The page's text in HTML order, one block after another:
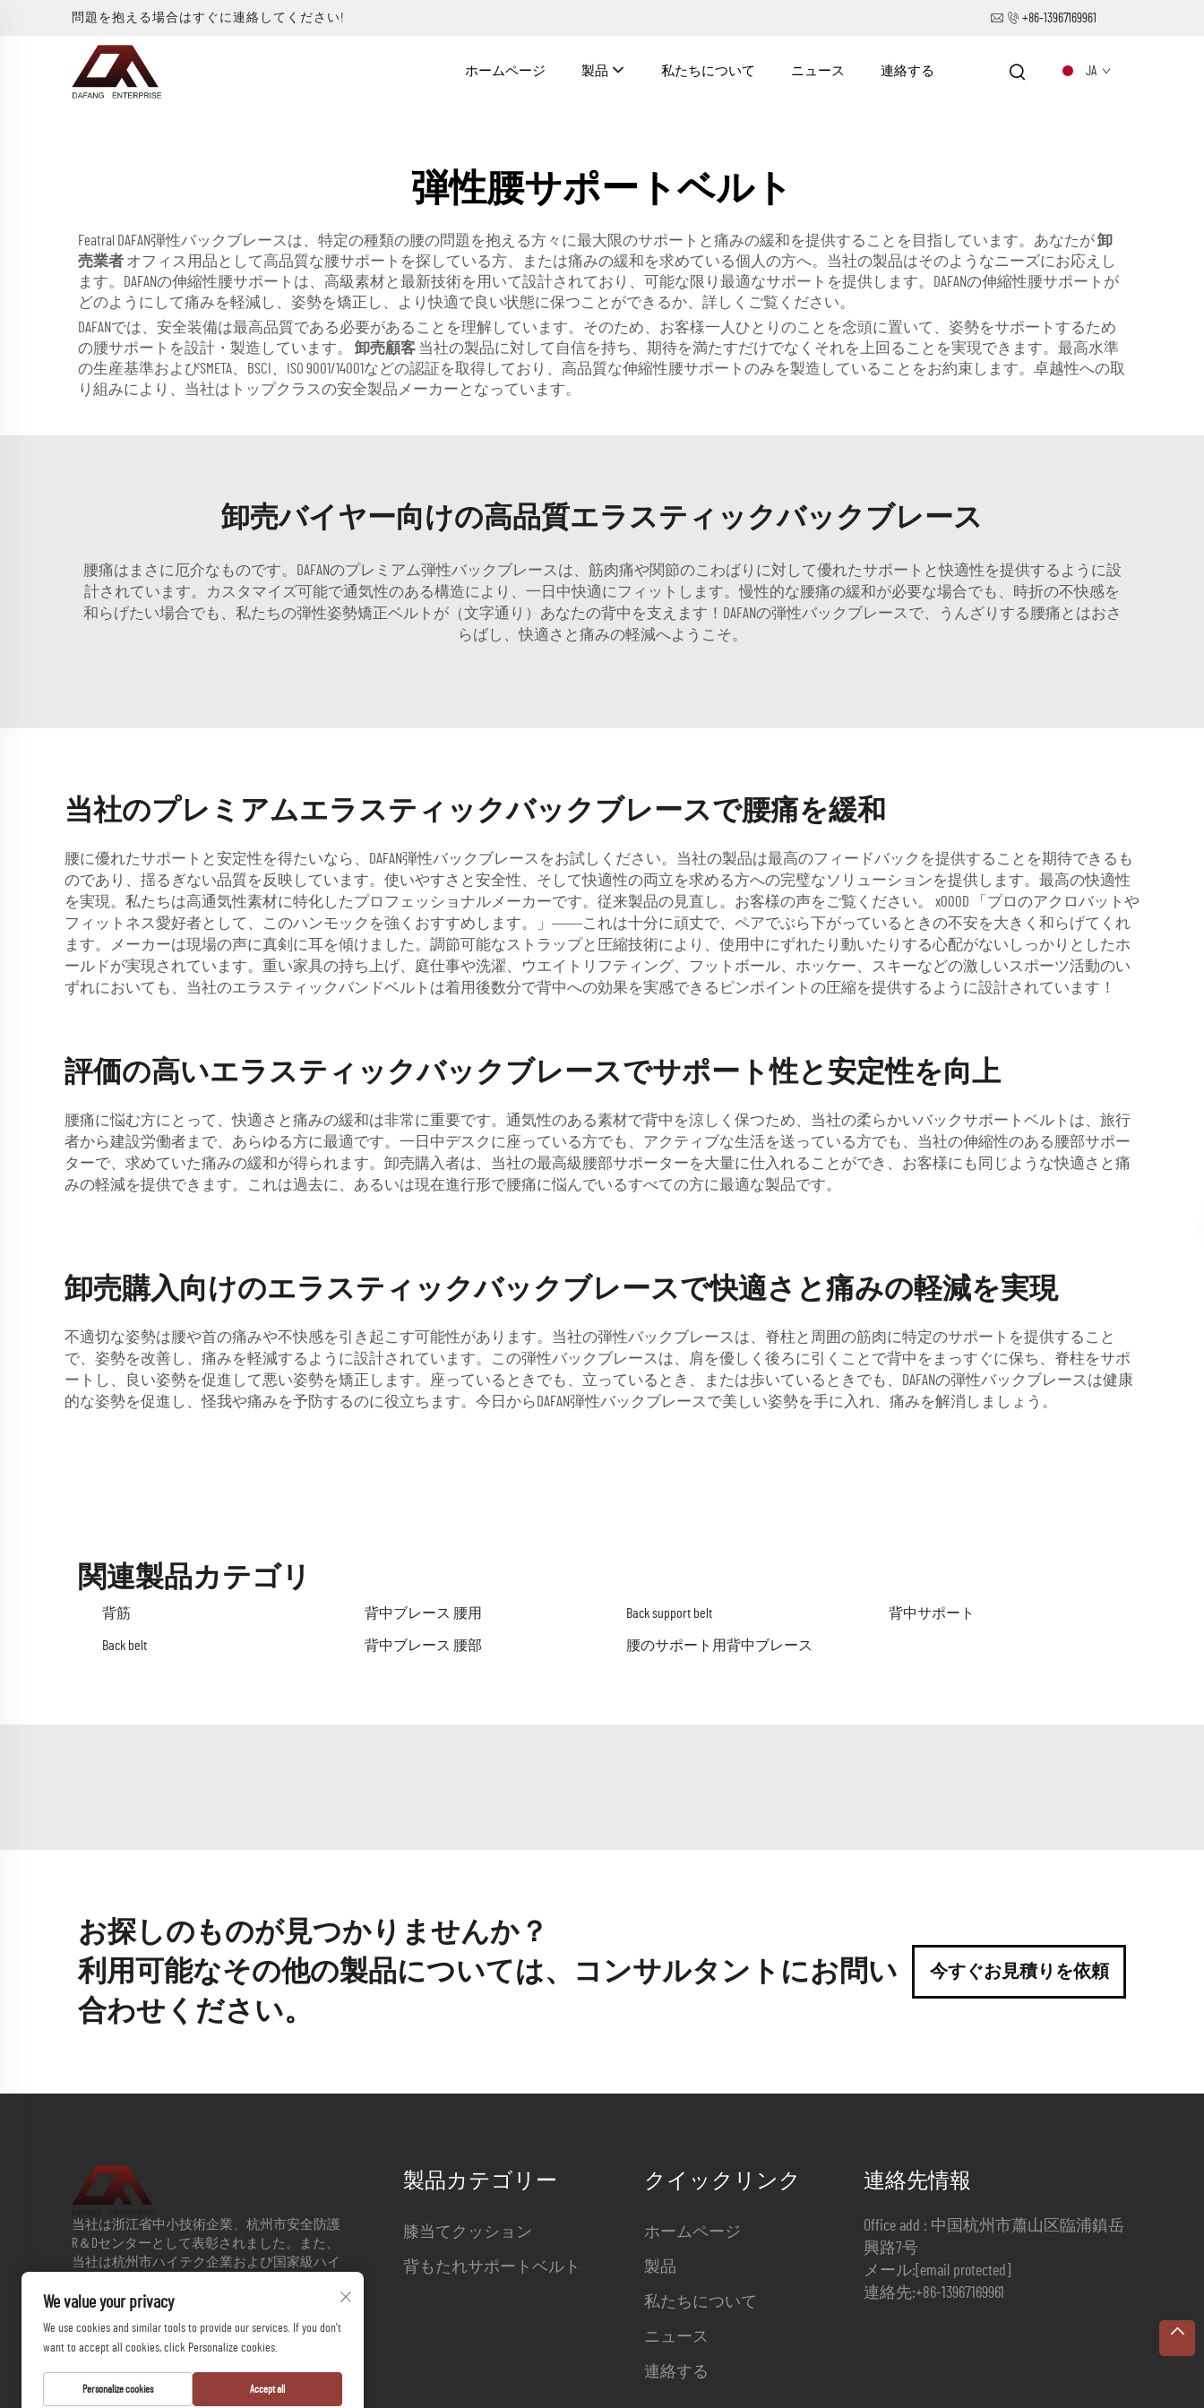
問題を抱える場合はすぐに連絡してください! +86-13967169961
ホームページ 製品 私たちについて ニュース 連絡する JA
弾性腰サポートベルト
Featral DAFAN弾性バックブレースは、特定の種類の腰の問題を抱える方々に最大限のサポートと痛みの緩和を提供することを目指しています。あなたが卸
売業者 オフィス用品として高品質な腰サポートを探している方、または痛みの緩和を求めている個人の方へ。当社の製品はそのようなニーズにお応えし
ます。DAFANの伸縮性腰サポートは、高級素材と最新技術を用いて設計されており、可能な限り最適なサポートを提供します。DAFANの伸縮性腰サポートが
どのようにして痛みを軽減し、姿勢を矯正し、より快適で良い状態に保つことができるか、詳しくご覧ください。
DAFANでは、安全装備は最高品質である必要があることを理解しています。そのため、お客様一人ひとりのことを念頭に置いて、姿勢をサポートするため
の腰サポートを設計・製造しています。 卸売顧客 当社の製品に対して自信を持ち、期待を満たすだけでなくそれを上回ることを実現できます。最高水準
の生産基準およびSMETA、BSCI、ISO 9001/14001などの認証を取得しており、高品質な伸縮性腰サポートのみを製造していることをお約束します。卓越性への取
り組みにより、当社はトップクラスの安全製品メーカーとなっています。
卸売バイヤー向けの高品質エラスティックバックブレース
腰痛はまさに厄介なものです。DAFANのプレミアム弾性バックブレースは、筋肉痛や関節のこわばりに対して優れたサポートと快適性を提供するように設
計されています。カスタマイズ可能で通気性のある構造により、一日中快適にフィットします。慢性的な腰痛の緩和が必要な場合でも、時折の不快感を
和らげたい場合でも、私たちの弾性姿勢矯正ベルトが（文字通り）あなたの背中を支えます！DAFANの弾性バックブレースで、うんざりする腰痛とはおさ
らばし、快適さと痛みの軽減へようこそ。
当社のプレミアムエラスティックバックブレースで腰痛を緩和
腰に優れたサポートと安定性を得たいなら、DAFAN弾性バックブレースをお試しください。当社の製品は最高のフィードバックを提供することを期待できるも
のであり、揺るぎない品質を反映しています。使いやすさと安全性、そして快適性の両立を求める方への完璧なソリューションを提供します。最高の快適性
を実現。私たちは高通気性素材に特化したプロフェッショナルメーカーです。従来製品の見直し。お客様の声をご覧ください。 x000D
「プロのアクロバットや
フィットネス愛好者として、このハンモックを強くおすすめします。」――これは十分に頑丈で、ペアでぶら下がっているときの不安を大きく和らげてくれ
ます。メーカーは現場の声に真剣に耳を傾けました。調節可能なストラップと圧縮技術により、使用中にずれたり動いたりする心配がないしっかりとしたホ
ールドが実現されています。重い家具の持ち上げ、庭仕事や洗濯、ウエイトリフティング、フットボール、ホッケー、スキーなどの激しいスポーツ活動のい
ずれにおいても、当社のエラスティックバンドベルトは着用後数分で背中への効果を実感できるピンポイントの圧縮を提供するように設計されています！
評価の高いエラスティックバックブレースでサポート性と安定性を向上
腰痛に悩む方にとって、快適さと痛みの緩和は非常に重要です。通気性のある素材で背中を涼しく保つため、当社の柔らかいバックサポートベルトは、旅行
者から建設労働者まで、あらゆる方に最適です。一日中デスクに座っている方でも、アクティブな生活を送っている方でも、当社の伸縮性のある腰部サポー
ターで、求めていた痛みの緩和が得られます。卸売購入者は、当社の最高級腰部サポーターを大量に仕入れることができ、お客様にも同じような快適さと痛
みの軽減を提供できます。これは過去に、あるいは現在進行形で腰痛に悩んでいるすべての方に最適な製品です。
卸売購入向けのエラスティックバックブレースで快適さと痛みの軽減を実現
不適切な姿勢は腰や首の痛みや不快感を引き起こす可能性があります。当社の弾性バックブレースは、脊柱と周囲の筋肉に特定のサポートを提供すること
で、姿勢を改善し、痛みを軽減するように設計されています。この弾性バックブレースは、肩を優しく後ろに引くことで背中をまっすぐに保ち、脊柱をサポ
ートし、良い姿勢を促進して悪い姿勢を矯正します。座っているときでも、立っているとき、または歩いているときでも、DAFANの弾性バックブレースは健康
的な姿勢を促進し、怪我や痛みを予防するのに役立ちます。今日からDAFAN弾性バックブレースで美しい姿勢を手に入れ、痛みを解消しましょう。
関連製品カテゴリ
背筋 背中ブレース 腰用 Back support belt 背中サポート
Back belt 背中ブレース 腰部 腰のサポート用背中ブレース
お探しのものが見つかりませんか？
利用可能なその他の製品については、コンサルタントにお問い
合わせください。
今すぐお見積りを依頼
当社は浙江省中小技術企業、杭州市安全防護
R＆Dセンターとして表彰されました。また、
当社は杭州市ハイテク企業および国家級ハイ
に浙江大学との戦略的協力協定を締結して以
究開発を推進し、新製品の創造に果敢に取り
組んできました。現在、当社は発明特許を3
件、実用新案特許を17件保有しています。
製品カテゴリー
膝当てクッション
背もたれサポートベルト
クイックリンク
ホームページ
製品
私たちについて
ニュース
連絡する
連絡先情報
Office add : 中国杭州市蕭山区臨浦鎮岳
興路7号
メール: [email protected]
連絡先:+86-13967169961
We value your privacy
We use cookies and similar tools to provide our services. If you don't
want to accept all cookies, click Personalize cookies.
Personalize cookies Accept all